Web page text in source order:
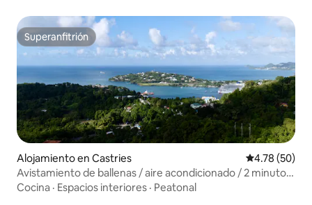
Superanfitrión
Superanfitrión
Alojamiento en Castries Calificación
4.78 (50)
Avistamiento de ballenas / aire acondicionado / 2 minutos
de Castries y ferry
Cocina · Espacios interiores · Peatonal